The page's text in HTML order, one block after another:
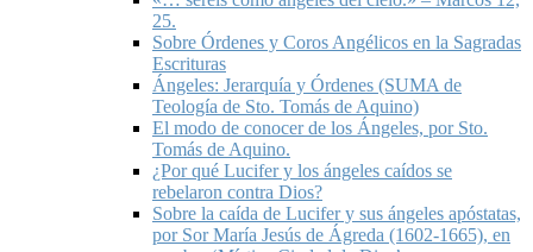
25.
Sobre Órdenes y Coros Angélicos en la Sagradas
Escrituras
Ángeles: Jerarquía y Órdenes (SUMA de
Teología de Sto. Tomás de Aquino)
El modo de conocer de los Ángeles, por Sto.
Tomás de Aquino.
¿Por qué Lucifer y los ángeles caídos se
rebelaron contra Dios?
Sobre la caída de Lucifer y sus ángeles apóstatas,
por Sor María Jesús de Ágreda (1602-1665), en